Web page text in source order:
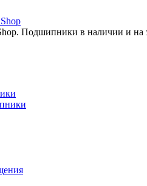
Подшипники в наличии и на